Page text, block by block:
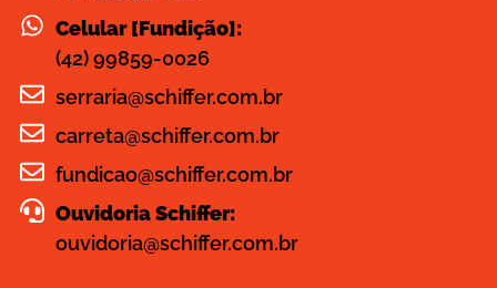
Celular [Fundição]:
(42) 99859-0026
serraria@schiffer.com.br
carreta@schiffer.com.br
fundicao@schiffer.com.br
Ouvidoria Schiffer:
ouvidoria@schiffer.com.br